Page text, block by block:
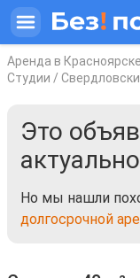
Аренда в Красноярске
Студии /
Это
актуально
Но мы нашли
долгосрочной